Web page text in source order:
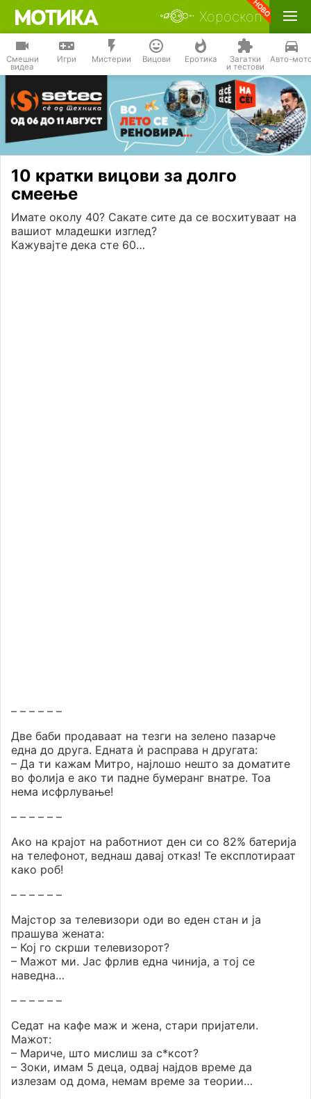
Хороскоп
Смешни
видеа
Игри Мистерии Вицови Еротика Загатки
и тестови
Авто-
10 кратки вицови за долго
смеење
Имате околу 40? Сакате сите да се восхитуваат на
вашиот младешки изглед?
Кажувајте дека сте 60…
– – – – – –
Две баби продаваат на тезги на зелено пазарче
една до друга. Едната ѝ расправа н другата:
– Да ти кажам Митро, најлошо нешто за доматите
во фолија е ако ти падне бумеранг внатре. Тоа
нема исфрлување!
– – – – – –
Ако на крајот на работниот ден си со 82% батерија
на телефонот, веднаш давај отказ! Те експлотираат
како роб!
– – – – – –
Мајстор за телевизори оди во еден стан и ја
прашува жената:
– Кој го скрши телевизорот?
– Мажот ми. Јас фрлив една чинија, а тој се
наведна…
– – – – – –
Седат на кафе маж и жена, стари пријатели.
Мажот:
– Мариче, што мислиш за с*ксот?
– Зоки, имам 5 деца, одвај најдов време да
излезам од дома, немам време за теории…